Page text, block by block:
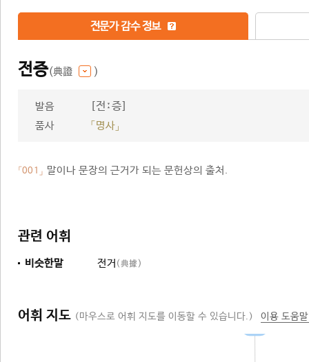
전문가 감수 정보
전증(典證 )
발음 [전ː증]
품사 「명사」
「001」 말이나 문장의 근거가 되는 문헌상의 출처.
관련 어휘
비슷한말 전거 (典據)
어휘 지도 (마우스로 어휘 지도를 이동할 수 있습니다.) 이용 도움